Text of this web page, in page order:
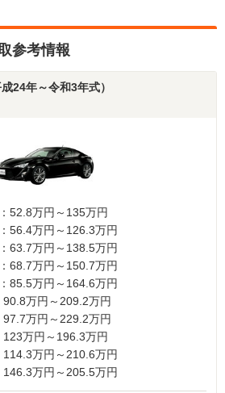
やすい」ということだけは確かで
ならGR86の次期型のニュースに注
参考情報
24年～令和3年式）
52.8万円～135万円
56.4万円～126.3万円
63.7万円～138.5万円
68.7万円～150.7万円
85.5万円～164.6万円
万円～209.2万円
万円～229.2万円
万円～196.3万円
万円～210.6万円
万円～205.5万円